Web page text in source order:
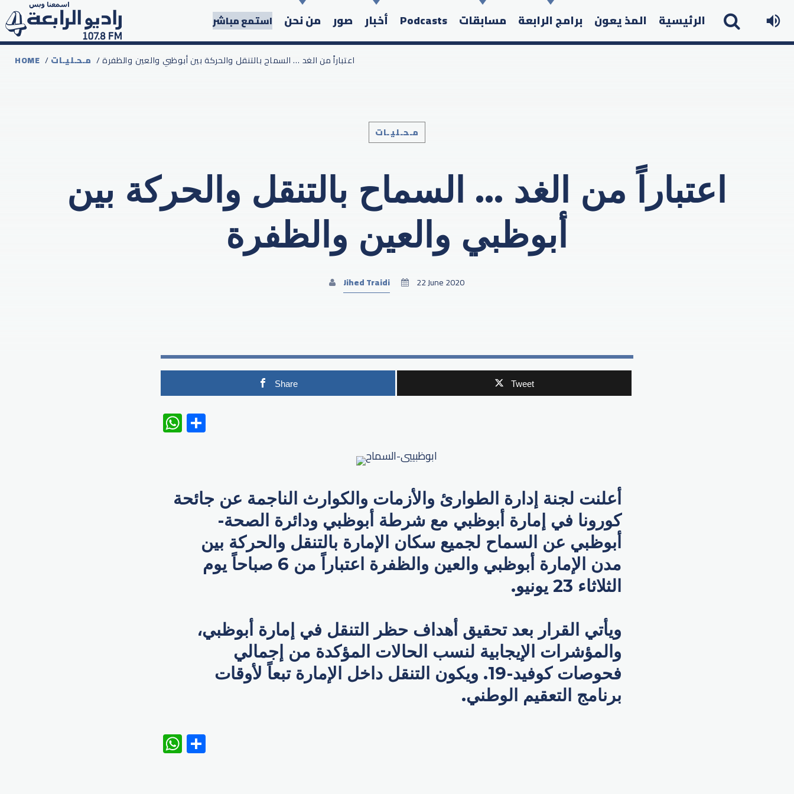
الرئيسية المذ يعون برامج الرابعة مسابقات Podcasts أخبار صور من نحن استمع مباشر
Search in the website:
HOME /مـحـليـات / اعتباراً من الغد … السماح بالتنقل والحركة بين أبوظبي والعين والظفرة
مـحـليـات
اعتباراً من الغد … السماح بالتنقل والحركة بين
أبوظبي والعين والظفرة
Jihed Traidi 22 June 2020
Share Tweet
WhatsApp
أعلنت لجنة إدارة الطوارئ والأزمات والكوارث الناجمة عن جائحة
كورونا في إمارة أبوظبي مع شرطة أبوظبي ودائرة الصحة-
أبوظبي عن السماح لجميع سكان الإمارة بالتنقل والحركة بين
مدن الإمارة أبوظبي والعين والظفرة اعتباراً من 6 صباحاً يوم
الثلاثاء 23 يونيو.
ويأتي القرار بعد تحقيق أهداف حظر التنقل في إمارة أبوظبي،
والمؤشرات الإيجابية لنسب الحالات المؤكدة من إجمالي
فحوصات كوفيد-19. ويكون التنقل داخل الإمارة تبعاً لأوقات
برنامج التعقيم الوطني.
WhatsApp